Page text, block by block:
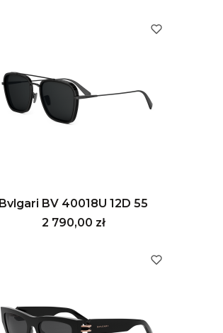
Bvlgari BV 40018U 12D 55
Cena
2 790,00 zł